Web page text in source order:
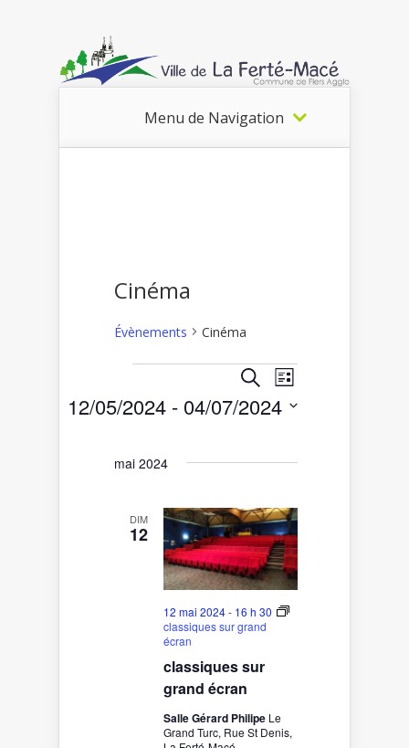
Menu de Navigation
Cinéma
Évènements Cinéma
Recherche
et
navigation
vues
RechercheNavigation
de
vues
Liste
12/05/2024 - 04/07/2024
mai 2024
DIM
12
classiques sur
grand écran
12 mai 2024 - 16 h 30
classiques sur grand
écran
Salle Gérard Philipe Le
Grand Turc, Rue St Denis,